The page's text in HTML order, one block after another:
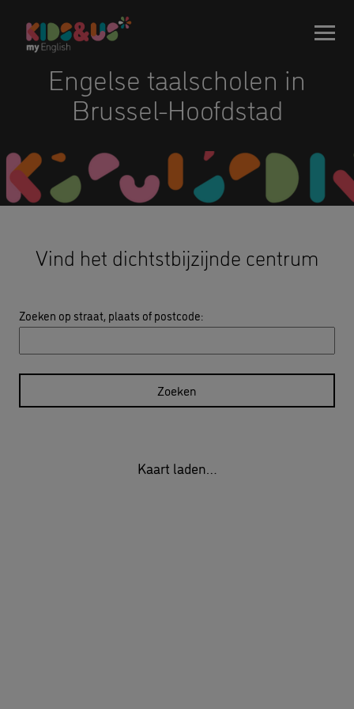
Engelse taalscholen in
Brussel-Hoofdstad
Vind het dichtstbijzijnde centrum
Zoeken op straat, plaats of postcode:
Zoeken
Kaart laden…